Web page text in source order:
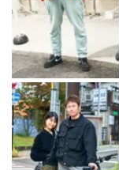
バングル アメリカ軍
腕時計 ロンジン